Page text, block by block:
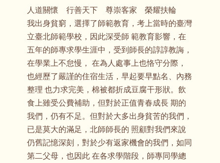
人道關懷 行善天下 尊崇客家 榮耀扶輪
我出身貧窮，選擇了師範教育，考上當時的臺灣
立臺北師範學校，因此深受師 範教育影響，在
五年的師專求學生涯中，受到師長的諄諄教誨，
在學業上不怠慢， 在為人處事上也恪守分際，
也經歷了嚴謹的住宿生活，早起要早點名、內務
整理 也力求完美，棉被都折成豆腐干形狀。飲
食上雖受公費補助，但對於正值青春成長 期的
我們，仍有不足。但對於大多出身貧苦的我們，
已是莫大的滿足，北師師長的 照顧對我們來說
仍舊記憶深刻，對於少有返家機會的我們，如同
第二父母，也因此 在各求學階段，師專同學總